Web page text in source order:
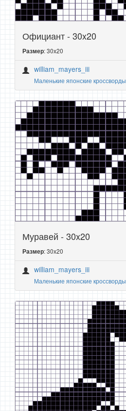
Официант - 30x20
Размер: 30x20
william_mayers_iii
Маленькие японские кроссворды
Муравей - 30x20
Размер: 30x20
william_mayers_iii
Маленькие японские кроссворды